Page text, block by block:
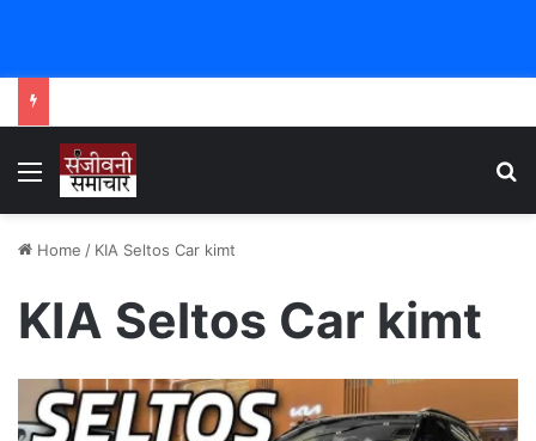
Menu
Home / KIA Seltos Car kimt
KIA Seltos Car kimt